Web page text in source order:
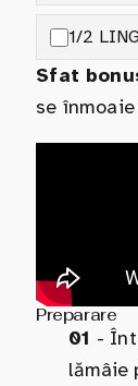
1/2
Sfat
se
Preparare
01 -
lămâie